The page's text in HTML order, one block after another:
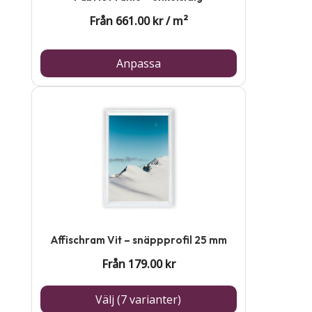
Från 661.00kr/m²
Anpassa
Affischram Vit – snäppprofil 25 mm
Från 179.00kr
Välj (7 varianter)
kan